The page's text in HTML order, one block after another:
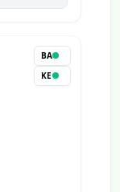
BA
KE